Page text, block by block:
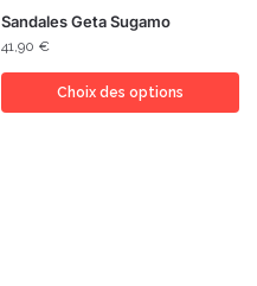
Sandales Geta Sugamo
41,90 €
Choix des options